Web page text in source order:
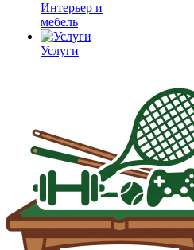
Интерьер и
мебель
Услуги